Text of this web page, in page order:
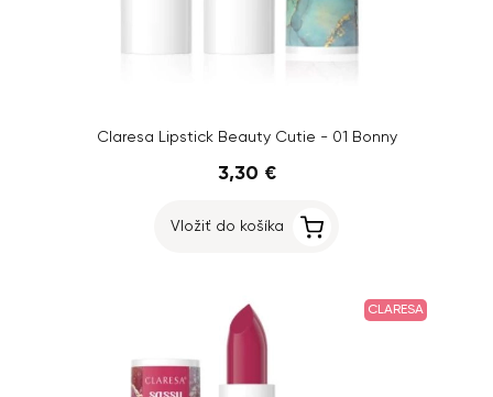
Claresa Lipstick Beauty Cutie - 01 Bonny
3,30 €
Vložiť do košíka
CLARESA